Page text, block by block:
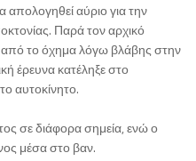
αύριο για την
Παρά τον αρχικό
από το όχημα λόγω βλάβης στην
έρευνα κατέληξε στο
αυτοκίνητο.
σε διάφορα σημεία, ενώ ο
μέσα στο βαν.